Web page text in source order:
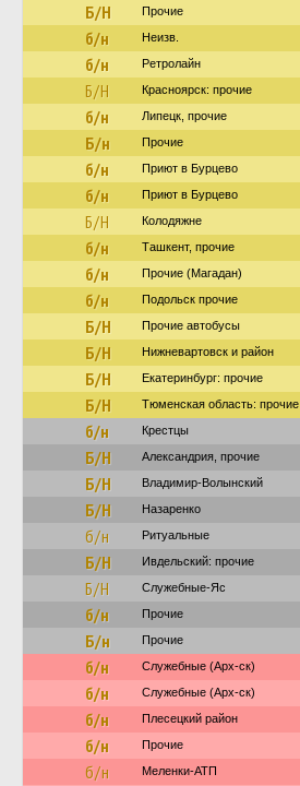
Б/Н Прочие
б/н Неизв.
б/н Ретролайн
Б/Н Красноярск: прочие
б/н Липецк, прочие
Б/н Прочие
б/н Приют в Бурцево
б/н Приют в Бурцево
Б/Н Колодяжне
б/н Ташкент, прочие
б/н Прочие (Магадан)
б/н Подольск прочие
Б/Н Прочие автобусы
Б/Н Нижневартовск и район
Б/Н Екатеринбург: прочие
Б/Н Тюменская область: прочие
б/н Крестцы
Б/Н Александрия, прочие
Б/Н Владимир-Волынский
Б/Н Назаренко
б/н Ритуальные
Б/Н Ивдельский: прочие
Б/Н Служебные-Яс
б/н Прочие
Б/н Прочие
б/н Служебные (Арх-ск)
б/н Служебные (Арх-ск)
б/н Плесецкий район
б/н Прочие
б/н Меленки-АТП